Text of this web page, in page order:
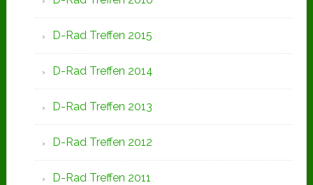
D-Rad Treffen 2015
D-Rad Treffen 2014
D-Rad Treffen 2013
D-Rad Treffen 2012
D-Rad Treffen 2011